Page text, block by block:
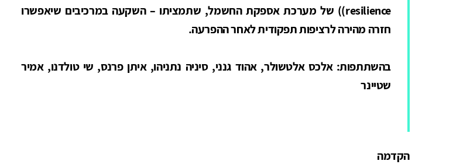
resilience)) של מערכת אספקת החשמל, שתמציתו – השקעה במרכיבים שיאפשרו
חזרה מהירה לרציפות תפקודית לאחר ההפרעה.
בהשתתפות: אלכס אלטשולר, אהוד גנני, סיניה נתניהו, איתן פרנס, שי טולדנו, אמיר
שטיינר
הקדמה